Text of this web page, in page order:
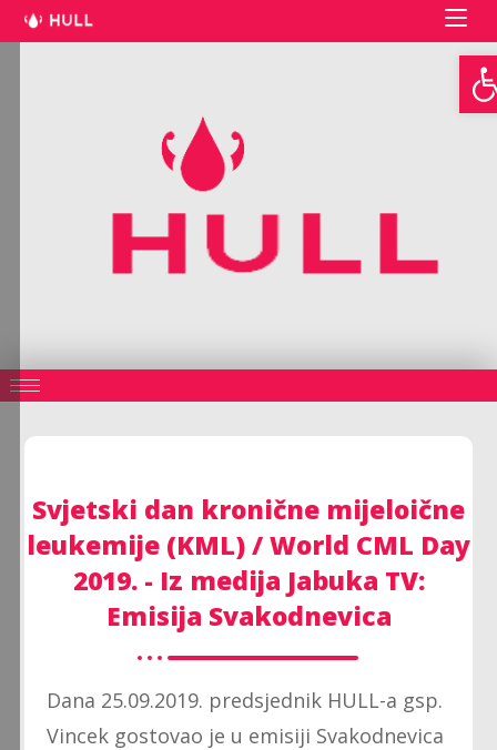
Open toolbar
Svjetski dan kronične mijeloične
leukemije (KML) / World CML Day
2019. - Iz medija Jabuka TV:
Emisija Svakodnevica
Dana 25.09.2019. predsjednik HULL-a gsp.
Vincek gostovao je u emisiji Svakodnevica